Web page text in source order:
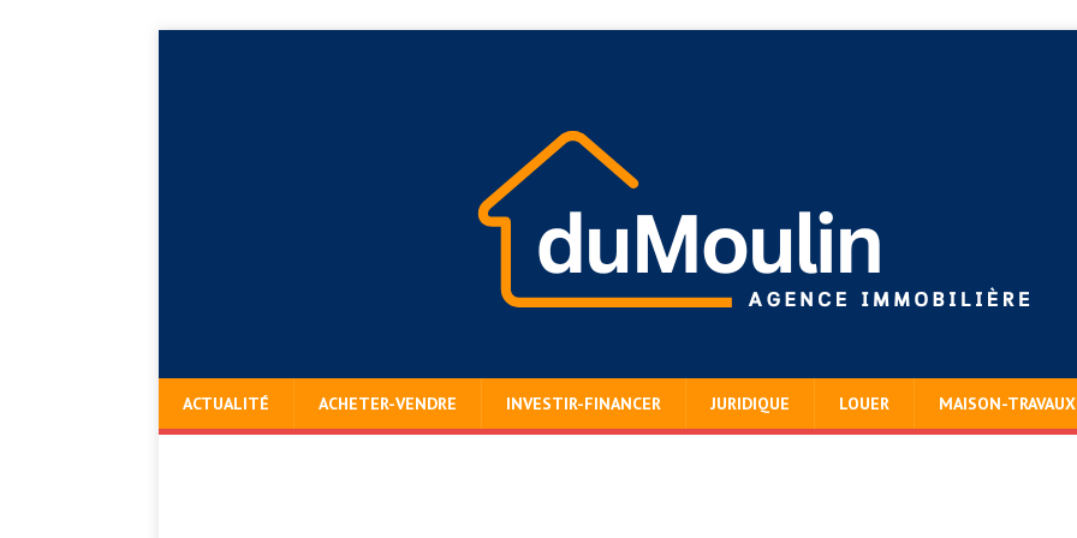
ACTUALITÉ ACHETER-VENDRE INVESTIR-FINANCER JURIDIQUE LOUER MAISON-TRAVAUX